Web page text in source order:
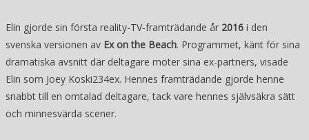
Elin gjorde sin första reality-TV-framträdande år 2016 i den
svenska versionen av Ex on the Beach. Programmet, känt för sina
dramatiska avsnitt där deltagare möter sina ex-partners, visade
Elin som Joey Koski234ex. Hennes framträdande gjorde henne
snabbt till en omtalad deltagare, tack vare hennes självsäkra sätt
och minnesvärda scener.